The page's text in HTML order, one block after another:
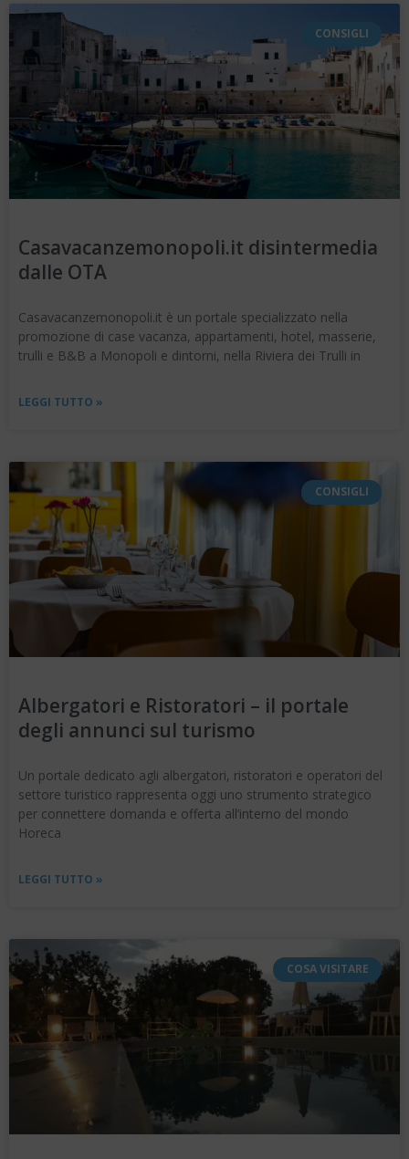
CONSIGLI
Casavacanzemonopoli.it disintermedia
dalle OTA
Casavacanzemonopoli.it è un portale specializzato nella
promozione di case vacanza, appartamenti, hotel, masserie,
trulli e B&B a Monopoli e dintorni, nella Riviera dei Trulli in
LEGGI TUTTO »
CONSIGLI
Albergatori e Ristoratori – il portale
degli annunci sul turismo
Un portale dedicato agli albergatori, ristoratori e operatori del
settore turistico rappresenta oggi uno strumento strategico
per connettere domanda e offerta all’interno del mondo
Horeca
LEGGI TUTTO »
COSA VISITARE